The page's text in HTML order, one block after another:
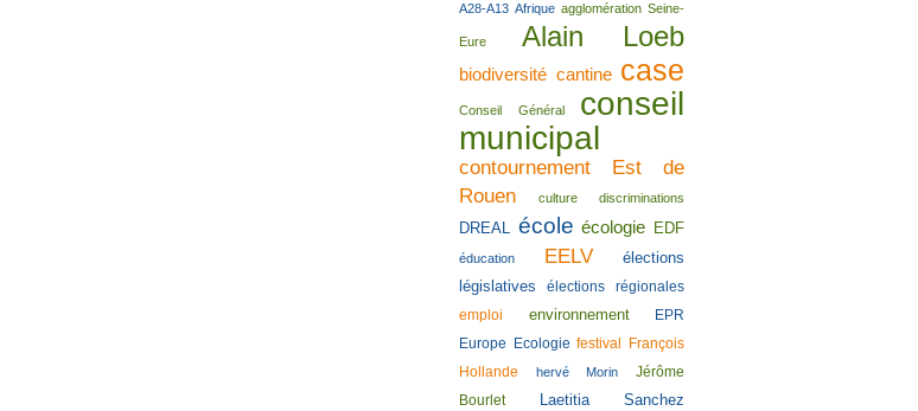
A28-A13 Afrique agglomération Seine-
Eure Alain Loeb
biodiversité cantine case
Conseil Général
conseil
municipal
contournement Est de
Rouen
culture discriminations
DREAL école écologie EDF
éducation EELV
élections
législatives
élections régionales
emploi
environnement EPR
Europe Ecologie festival
François
Hollande
hervé Morin
Jérôme
Bourlet
Laetitia Sanchez